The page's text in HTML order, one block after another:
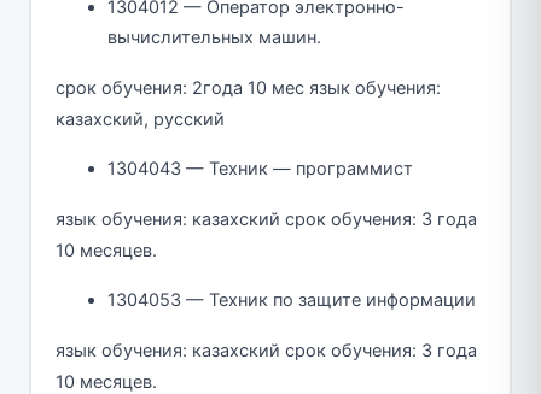
1304012 — Оператор электронно-
вычислительных машин.
срок обучения: 2года 10 мес язык обучения:
казахский, русский
1304043 — Техник — программист
язык обучения: казахский срок обучения: 3 года
10 месяцев.
1304053 — Техник по защите информации
язык обучения: казахский срок обучения: 3 года
10 месяцев.